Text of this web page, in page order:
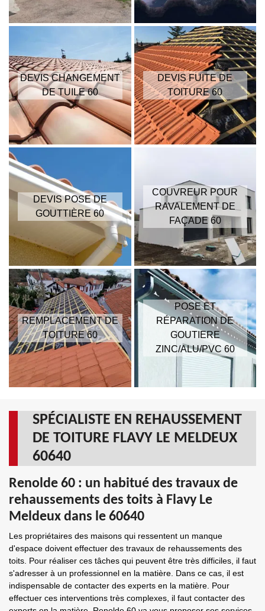
DEVIS CHANGEMENT
DE TUILE 60
DEVIS FUITE DE
TOITURE 60
DEVIS POSE DE
GOUTTIÈRE 60
COUVREUR POUR
RAVALEMENT DE
FAÇADE 60
REMPLACEMENT DE
TOITURE 60
POSE ET
RÉPARATION DE
GOUTIERE
ZINC/ALU/PVC 60
SPÉCIALISTE EN REHAUSSEMENT
DE TOITURE FLAVY LE MELDEUX
60640
Renolde 60 : un habitué des travaux de
rehaussements des toits à Flavy Le
Meldeux dans le 60640
Les propriétaires des maisons qui ressentent un manque
d'espace doivent effectuer des travaux de rehaussements des
toits. Pour réaliser ces tâches qui peuvent être très difficiles, il faut
s'adresser à un professionnel en la matière. Dans ce cas, il est
indispensable de contacter des experts en la matière. Pour
effectuer ces interventions très complexes, il faut contacter des